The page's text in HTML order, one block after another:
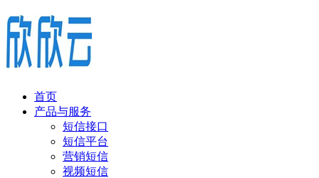
首页
产品与服务
短信接口
短信平台
营销短信
视频短信